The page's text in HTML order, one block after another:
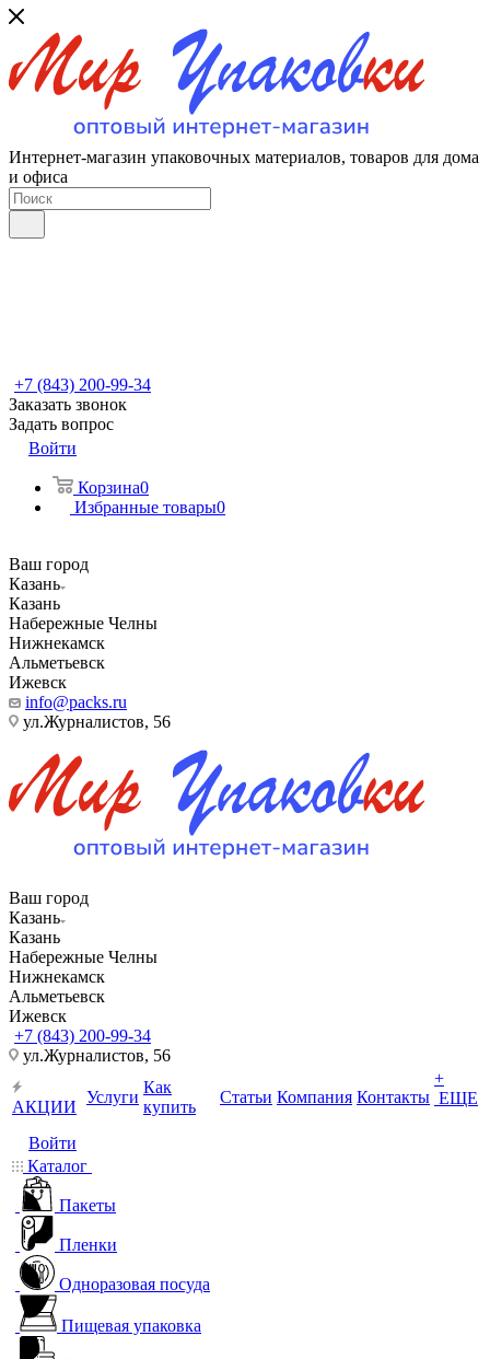
Интернет-магазин упаковочных материалов, товаров для дома
и офиса
+7 (843) 200-99-34
Заказать звонок
Задать вопрос
Войти
Корзина0
Избранные товары0
Ваш город
Казань
Казань
Набережные Челны
Нижнекамск
Альметьевск
Ижевск
info@packs.ru
ул.Журналистов, 56
Ваш город
Казань
Казань
Набережные Челны
Нижнекамск
Альметьевск
Ижевск
+7 (843) 200-99-34
ул.Журналистов, 56
АКЦИИ
Услуги
Как
купить
Статьи Компания Контакты
+
ЕЩЕ
Войти
Каталог
Пакеты
Пленки
Одноразовая посуда
Пищевая упаковка